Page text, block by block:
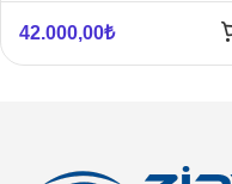
42.000,00₺